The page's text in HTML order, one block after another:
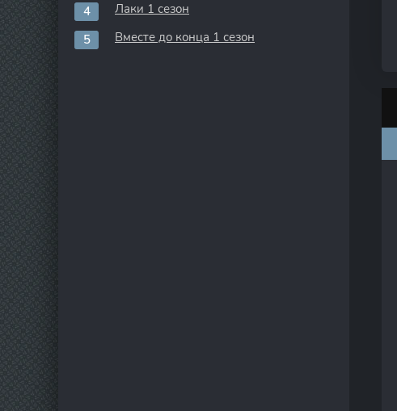
Лаки 1 сезон
Вместе до конца 1 сезон